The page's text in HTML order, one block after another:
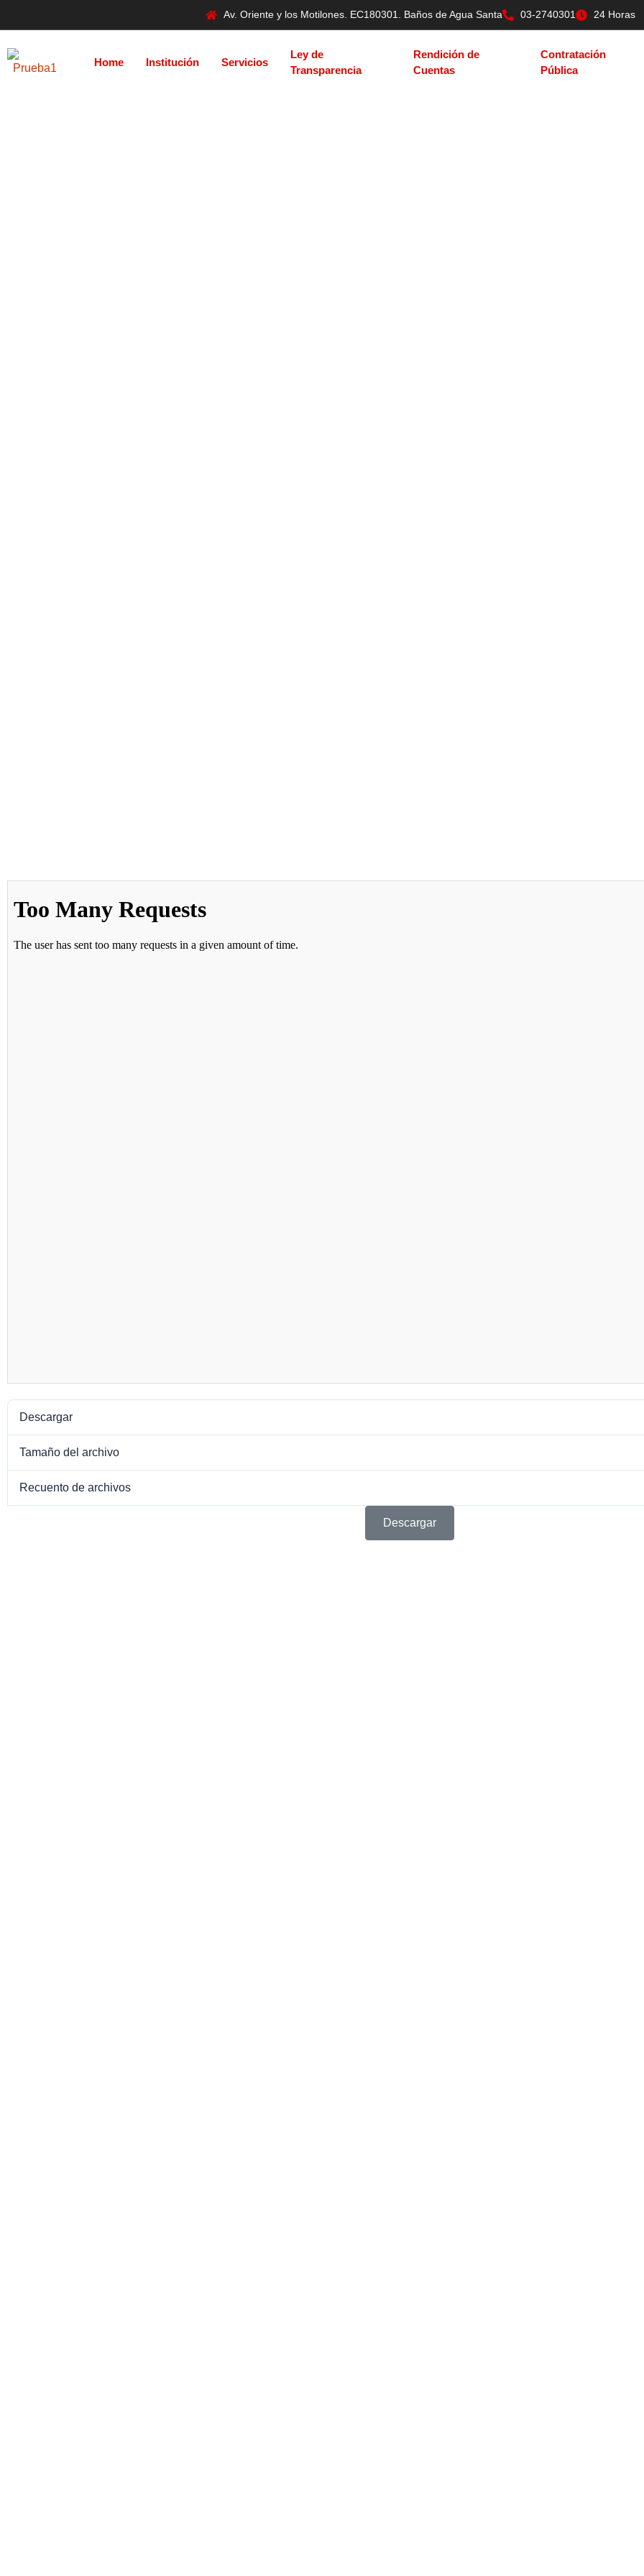
Av. Oriente y los Motilones. EC180301. Baños de Agua Santa 03-2740301 24 Horas
Home Institución Servicios
Ley de
Transparencia
Rendición de
Cuentas
Contratación
Pública
Descargar
Tamaño del archivo
Recuento de archivos
Descargar